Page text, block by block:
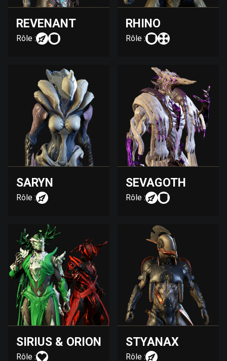
REVENANT
Rôle :
RHINO
Rôle :
SARYN
Rôle :
SEVAGOTH
Rôle :
SIRIUS & ORION
Rôle :
STYANAX
Rôle :